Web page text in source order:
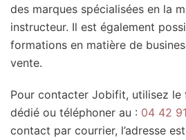
des marques spécialisées en la
instructeur. Il est également
formations en matière de
vente.
Pour contacter Jobifit, utilisez
dédié ou téléphoner au : 04 42
contact par courrier, l’adresse